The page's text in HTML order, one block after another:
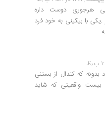
هرجوری دوست داره
با بیکینی به خود فرد
بدونه که کندال از بستنی
بیست واقعیتی که شاید